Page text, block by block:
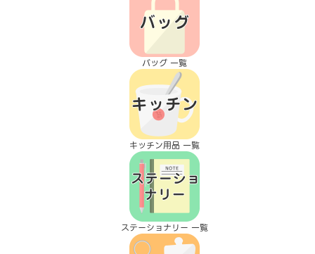
バッグ 一覧
キッチン用品 一覧
ステーショナリー 一覧